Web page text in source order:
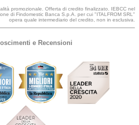
promozionale. Offerta di credito finalizzato. IEBCC nel
di Findomestic Banca S.p.A. per cui "ITALFROM SRL"
opera quale intermediario del credito, non in esclusiva.
e Recensioni